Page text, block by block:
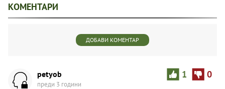
КОМЕНТАРИ
ДОБАВИ КОМЕНТАР
1 0
petyob
преди 3 години